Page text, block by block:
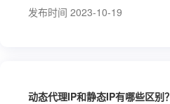
发布时间 2023-10-19
动态代理IP和静态IP有哪些区别？